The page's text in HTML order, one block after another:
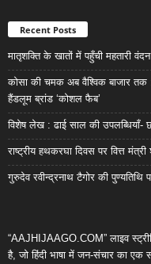
Recent Posts
मातृशक्ति के खातों में पहुँची महतारी
कोसा की चमक अब वैश्विक बाजार तक
हैंडलूम ब्रांड ‘कोशल फैब’
विशेष लेख : ढाई साल की उपलब्धियाँ-
राष्ट्रीय हथकरघा दिवस पर वित्त
गुरुदेव रवीन्द्रनाथ टैगोर की पुण्यतिथि
“AAJHIJAAGO.COM” लाइव
है, जो हिंदी भाषा में जन-संचार का